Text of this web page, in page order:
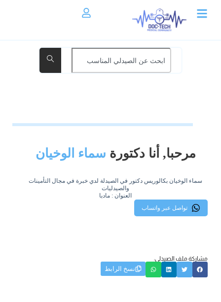
مرحبا, أنا دكتورة سماء الوخيان
سماء الوخيان بكالوريس دكتور في الصيدلة لدي خبرة في مجال التأمينات
والصيدليات
العنوان : مادبا
تواصل عبر واتساب
مشاركة ملف الصيدلي:
نسخ الرابط